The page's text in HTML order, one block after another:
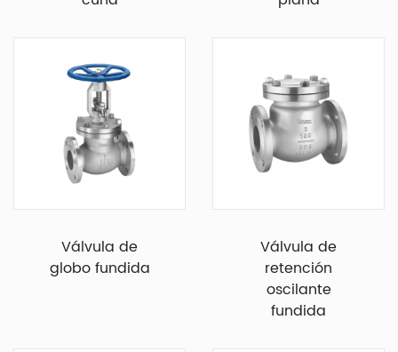
Válvula de
globo fundida
Válvula de
retención
oscilante
fundida